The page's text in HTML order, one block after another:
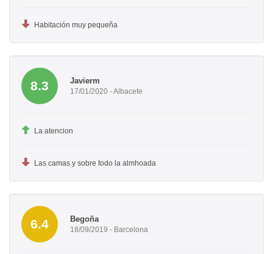
Habitación muy pequeña
8.3 Javierm
17/01/2020 - Albacete
La atencion
Las camas y sobre todo la almhoada
6.4 Begoña
18/09/2019 - Barcelona